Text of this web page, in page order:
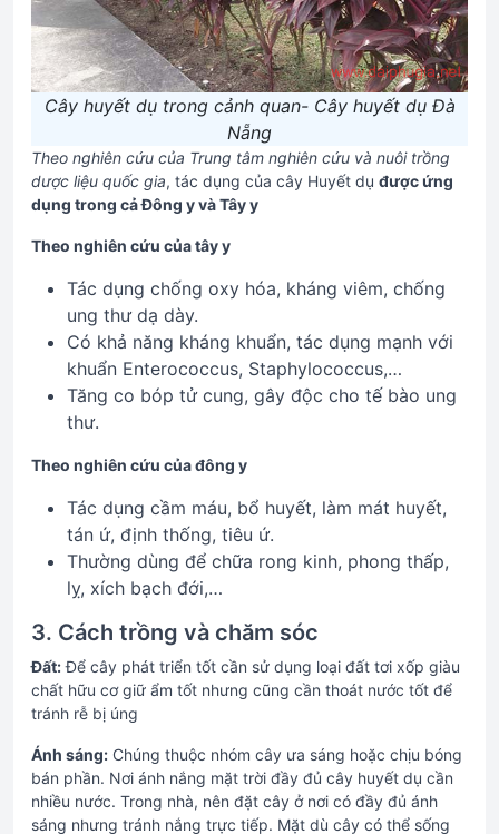
Cây huyết dụ trong cảnh quan- Cây huyết dụ Đà
Nẵng
Theo nghiên cứu của Trung tâm nghiên cứu và nuôi trồng
dược liệu quốc gia, tác dụng của cây Huyết dụ được ứng
dụng trong cả Đông y và Tây y
Theo nghiên cứu của tây y
Tác dụng chống oxy hóa, kháng viêm, chống
ung thư dạ dày.
Có khả năng kháng khuẩn, tác dụng mạnh với
khuẩn Enterococcus, Staphylococcus,…
Tăng co bóp tử cung, gây độc cho tế bào ung
thư.
Theo nghiên cứu của đông y
Tác dụng cầm máu, bổ huyết, làm mát huyết,
tán ứ, định thống, tiêu ứ.
Thường dùng để chữa rong kinh, phong thấp,
lỵ, xích bạch đới,…
3. Cách trồng và chăm sóc
Đất:Để cây phát triển tốt cần sử dụng loại đất tơi xốp giàu
chất hữu cơ giữ ẩm tốt nhưng cũng cần thoát nước tốt để
tránh rễ bị úng
Ánh sáng: Chúng thuộc nhóm cây ưa sáng hoặc chịu bóng
bán phần. Nơi ánh nắng mặt trời đầy đủ cây huyết dụ cần
nhiều nước. Trong nhà, nên đặt cây ở nơi có đầy đủ ánh
sáng nhưng tránh nắng trực tiếp. Mặt dù cây có thể sống